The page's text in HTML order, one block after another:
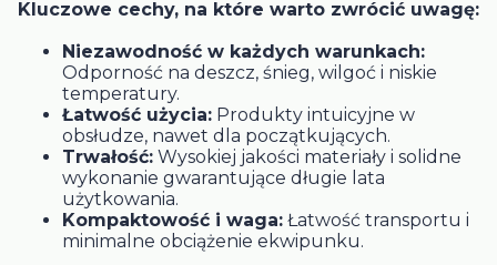
Kluczowe cechy, na które warto zwrócić uwagę:
Niezawodność w każdych warunkach:
Odporność na deszcz, śnieg, wilgoć i niskie
temperatury.
Łatwość użycia: Produkty intuicyjne w
obsłudze, nawet dla początkujących.
Trwałość: Wysokiej jakości materiały i solidne
wykonanie gwarantujące długie lata
użytkowania.
Kompaktowość i waga: Łatwość transportu i
minimalne obciążenie ekwipunku.